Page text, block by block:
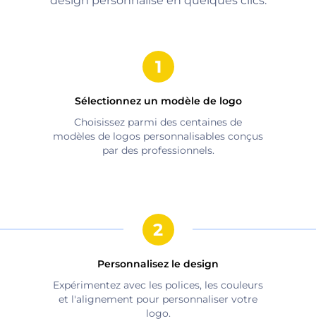
Sélectionnez un modèle de logo
Choisissez parmi des centaines de
modèles de logos personnalisables conçus
par des professionnels.
Personnalisez le design
Expérimentez avec les polices, les couleurs
et l'alignement pour personnaliser votre
logo.